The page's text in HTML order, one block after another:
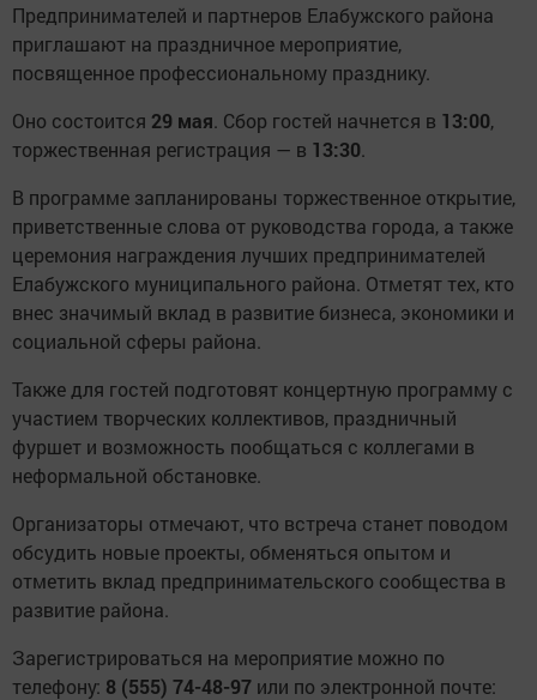
Предпринимателей и партнеров Елабужского района
приглашают на праздничное мероприятие,
посвященное профессиональному празднику.
Оно состоится 29 мая. Сбор гостей начнется в 13:00,
торжественная регистрация — в 13:30.
В программе запланированы торжественное открытие,
приветственные слова от руководства города, а также
церемония награждения лучших предпринимателей
Елабужского муниципального района. Отметят тех, кто
внес значимый вклад в развитие бизнеса, экономики и
социальной сферы района.
Также для гостей подготовят концертную программу с
участием творческих коллективов, праздничный
фуршет и возможность пообщаться с коллегами в
неформальной обстановке.
Организаторы отмечают, что встреча станет поводом
обсудить новые проекты, обменяться опытом и
отметить вклад предпринимательского сообщества в
развитие района.
Зарегистрироваться на мероприятие можно по
телефону: 8 (555) 74-48-97 или по электронной почте: